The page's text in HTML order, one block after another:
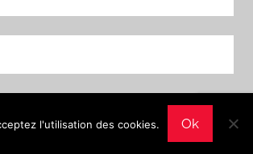
l'utilisation des cookies. Ok